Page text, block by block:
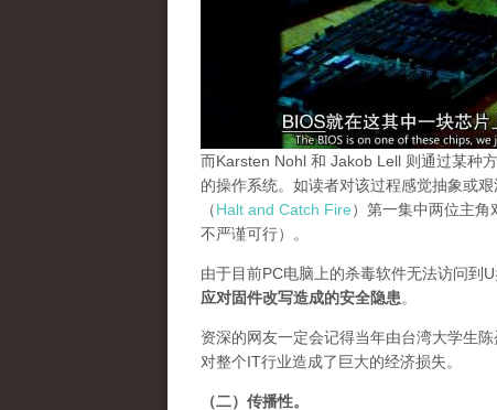
而Karsten Nohl 和 Jakob Lell 则通过某种
的操作系统。如读者对该过程感觉抽象或
（Halt and Catch Fire）第一集中两位主
不严谨可行）。
由于目前PC电脑上的杀毒软件无法访问到
应对固件改写造成的安全隐患。
资深的网友一定会记得当年由台湾大学生
对整个IT行业造成了巨大的经济损失。
（二）传播性。